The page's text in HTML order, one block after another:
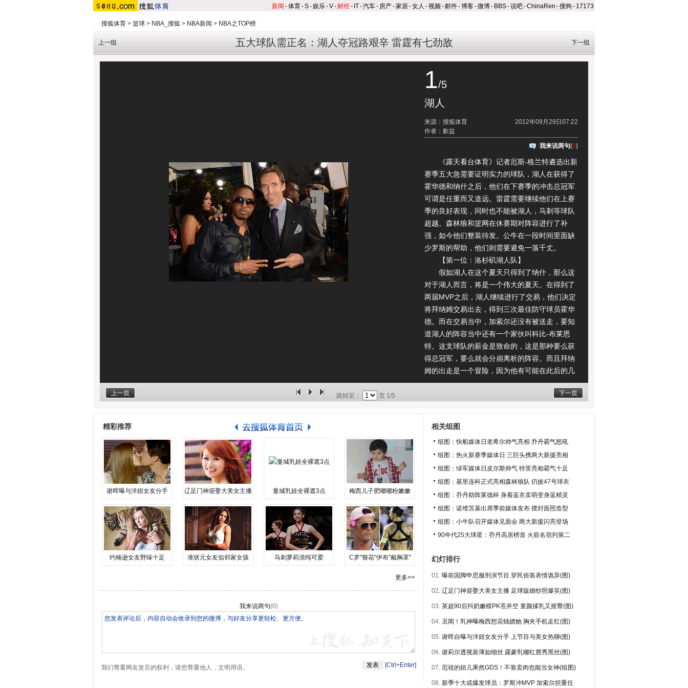
新闻 -体育-S-娱乐-V- 财经- IT-汽车- 房产-家居-女人 -视频-邮件-博客-微博- BBS-说吧-ChinaRen -搜狗 - 17173
搜狐体育 > 篮球 > NBA_搜狐 > NBA新闻 > NBA之TOP榜
五大球队需正名：湖人夺冠路艰辛 雷霆有七劲敌
上一组 下一组
1/5
湖人
2012年09月29日07:22
来源：搜狐体育
作者：歉益
我来说两句(0)
《露天看台体育》记者厄斯-格兰特遴选出新
赛季五大急需要证明实力的球队，湖人在获得了
霍华德和纳什之后，他们在下赛季的冲击总冠军
可谓是任重而又道远。雷霆需要继续他们在上赛
季的良好表现，同时也不能被湖人，马刺等球队
超越。森林狼和篮网在休赛期对阵容进行了补
强，如今他们整装待发。公牛在一段时间里面缺
少罗斯的帮助，他们则需要避免一落千丈。
【第一位：洛杉矶湖人队】
假如湖人在这个夏天只得到了纳什，那么这
对于湖人而言，将是一个伟大的夏天。在得到了
两届MVP之后，湖人继续进行了交易，他们决定
将拜纳姆交易出去，得到三次最佳防守球员霍华
德。而在交易当中，加索尔还没有被送走，要知
道湖人的阵容当中还有一个家伙叫科比-布莱恩
特。这支球队的薪金是致命的，这是那种要么获
得总冠军，要么就会分崩离析的阵容。而且拜纳
姆的出走是一个冒险，因为他有可能在此后的几
年里面，表现得比霍华德还要优秀，而且他仍然
有可能会选择成为一名自由球员。在这支球队当
要为他们的第一个总冠军戒指而打拼，在新赛季
的无数个夜晚，湖人都需要证明他们是最好的，
哪怕是面对热火。
(责任编辑：大仙)
上一页 下一页
跳转至： 页 1/5
精彩推荐
谢晖曝与洋妞女友分手 辽足门神迎娶大美女主播 曼城乳娃全裸遮3点 梅西儿子肥嘟嘟粉嫩嫩
约翰逊女友野味十足 准状元女友似邻家女孩 马刺萝莉清纯可爱 C罗"簪花"伊布"戴胸罩"
更多>>
我来说两句(0)
我们尊重网友发言的权利，请您尊重他人，文明用语。 [Ctrl+Enter]
相关组图
组图：快船媒体日老希尔帅气亮相 乔丹霸气怒吼
组图：热火新赛季媒体日 三巨头携两大新援亮相
组图：绿军媒体日皮尔斯帅气 特里亮相霸气十足
组图：基里连科正式亮相森林狼队 仍披47号球衣
组图：乔丹助阵莱德杯 身着蓝衣卖萌变身蓝精灵
组图：诺维茨基出席季前媒体发布 摆封面照造型
组图：小牛队召开媒体见面会 两大新援闪亮登场
90年代25大球星：乔丹高居榜首 火箭名宿列第二
幻灯排行
01. 曝前国脚申思服刑演节目 穿民俗装表情诡异(图)
02. 辽足门神迎娶大美女主播 足球版婚纱照爆笑(图)
03. 英超90后抖奶嫩模PK苍井空 童颜揉乳又摇臀(图)
04. 丑闻！乳神曝梅西想花钱嫖她 胸夹手机走红(图)
05. 谢晖自曝与洋妞女友分手 上节目与美女热聊(图)
06. 谢莉尔透视装薄如细丝 露豪乳嘟红唇秀黑丝(图)
07. 厄祖的妞儿果然GDS！不靠卖肉也能当女神(组图)
08. 新季十大或爆发球员：罗斯冲MVP 加索尔担重任